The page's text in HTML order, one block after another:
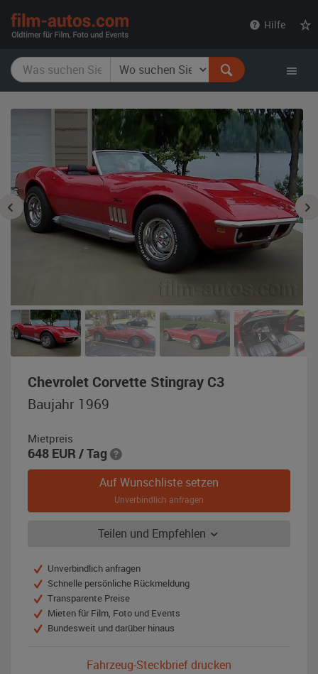
Hilfe
Chevrolet Corvette Stingray C3,
Baujahr 1969
Mietpreis
648 EUR / Tag
Auf Wunschliste setzen
Unverbindlich anfragen
Teilen und Empfehlen
Unverbindlich anfragen
Schnelle persönliche Rückmeldung
Transparente Preise
Mieten für Film, Foto und Events
Bundesweit und darüber hinaus
Fahrzeug-Steckbrief drucken